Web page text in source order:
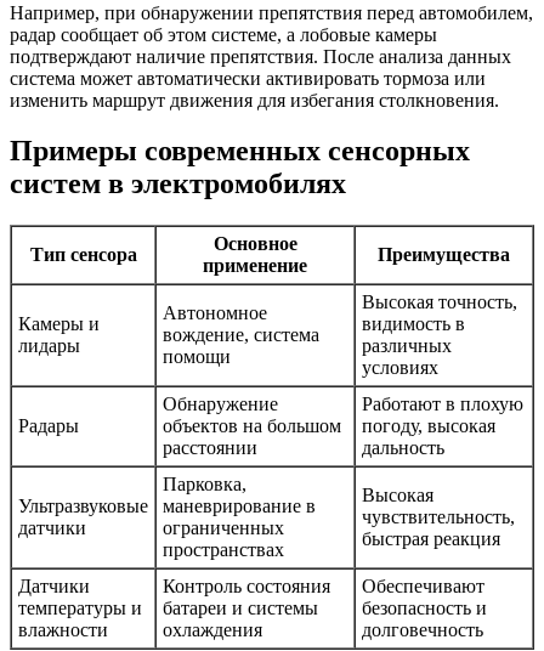
Например, при обнаружении препятствия перед автомобилем,
радар сообщает об этом системе, а лобовые камеры
подтверждают наличие препятствия. После анализа данных
система может автоматически активировать тормоза или
изменить маршрут движения для избегания столкновения.
Примеры современных сенсорных
систем в электромобилях
Тип сенсора
Основное
применение
Преимущества
Камеры и
лидары
Автономное
вождение, система
помощи
Высокая точность,
видимость в
различных
условиях
Радары
Обнаружение
объектов на большом
расстоянии
Работают в плохую
погоду, высокая
дальность
Ультразвуковые
датчики
Парковка,
маневрирование в
ограниченных
пространствах
Высокая
чувствительность,
быстрая реакция
Датчики
температуры и
влажности
Контроль состояния
батареи и системы
охлаждения
Обеспечивают
безопасность и
долговечность